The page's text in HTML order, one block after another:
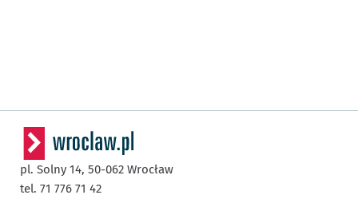
pl. Solny 14, 50-062 Wrocław
tel. 71 776 71 42